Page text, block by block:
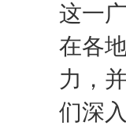
这一
在各
力，
们深